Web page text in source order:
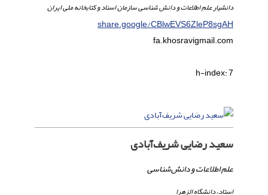
دانشیار علم اطلاعات و دانش شناسی سازمان اسناد و کتابخانه ملی ایران
share.google/CBlwEVS6ZleP8sgAH
fa.khosravigmail.com
h-index:7
سعید رضایی شریف‌آبادی
علم اطلاعات و دانش‌شناسی
استاد، دانشگاه الزهرا